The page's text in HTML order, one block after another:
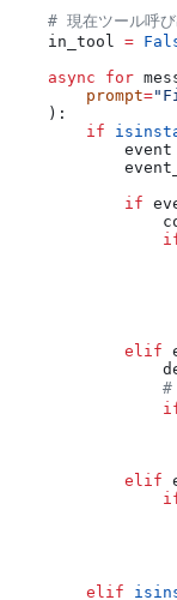
# 現在ツール呼び
    in_tool
=
    async
for
        prompt
=
    ):
        if
            event
            if
            elif
#
            elif
        elif